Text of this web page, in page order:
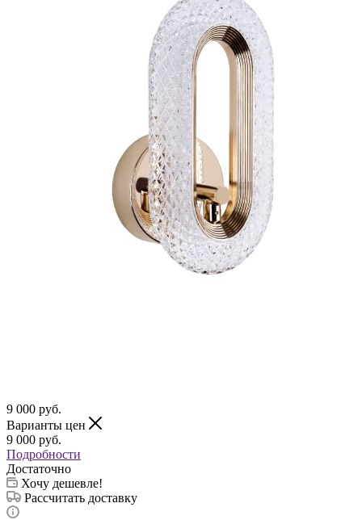
9 000 руб.
Варианты цен
9 000 руб.
Подробности
Достаточно
Хочу дешевле!
Рассчитать доставку